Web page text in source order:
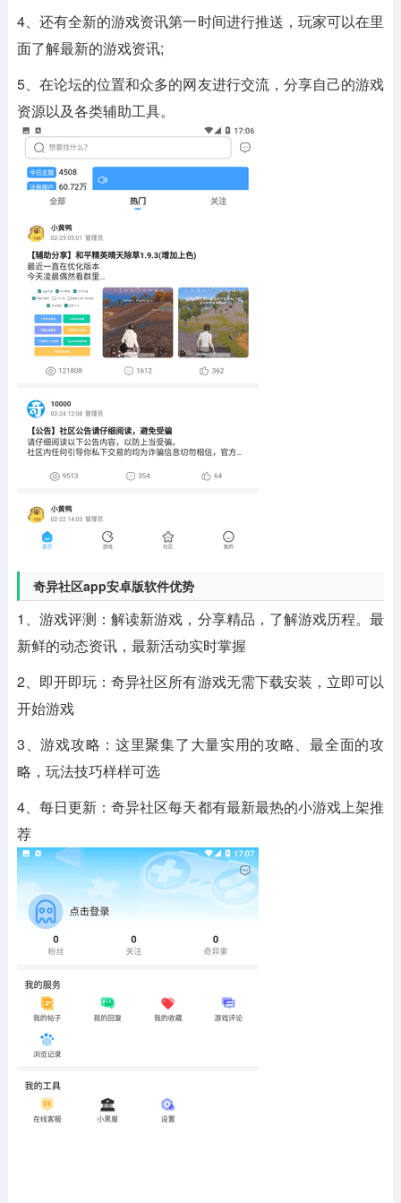
4、还有全新的游戏资讯第一时间进行推送，玩家可以在里
面了解最新的游戏资讯;
5、在论坛的位置和众多的网友进行交流，分享自己的游戏
资源以及各类辅助工具。
奇异社区app安卓版软件优势
1、游戏评测：解读新游戏，分享精品，了解游戏历程。最
新鲜的动态资讯，最新活动实时掌握
2、即开即玩：奇异社区所有游戏无需下载安装，立即可以
开始游戏
3、游戏攻略：这里聚集了大量实用的攻略、最全面的攻
略，玩法技巧样样可选
4、每日更新：奇异社区每天都有最新最热的小游戏上架推
荐